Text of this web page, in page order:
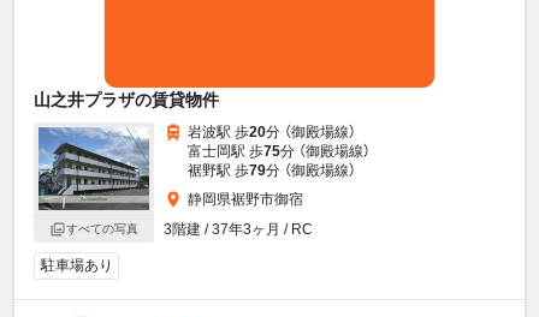
山之井プラザの賃貸物件
すべての写真
岩波駅 歩20分 （御殿場線）
富士岡駅 歩75分 （御殿場線）
裾野駅 歩79分 （御殿場線）
静岡県裾野市御宿
3階建 / 37年3ヶ月 / RC
駐車場あり